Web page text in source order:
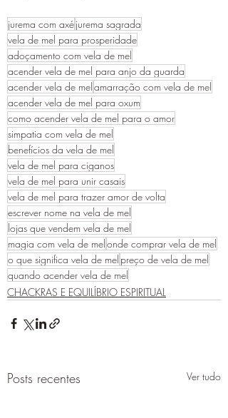
jurema com axéjurema sagrada
vela de mel para prosperidade
adoçamento com vela de mel
acender vela de mel para anjo da guarda
acender vela de melamarração com vela de mel
acender vela de mel para oxum
como acender vela de mel para o amor
simpatia com vela de mel
benefícios da vela de mel
vela de mel para ciganos
vela de mel para unir casais
vela de mel para trazer amor de volta
escrever nome na vela de mel
lojas que vendem vela de mel
magia com vela de melonde comprar vela de mel
o que significa vela de mel preço de vela de mel
quando acender vela de mel
CHACKRAS E EQUILÍBRIO ESPIRITUAL
Posts recentes Ver tudo